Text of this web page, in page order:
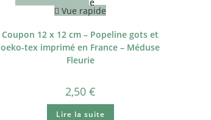
Vue rapide
Coupon 12 x 12 cm – Popeline gots et
oeko-tex imprimé en France – Méduse
Fleurie
2,50 €
Lire la suite